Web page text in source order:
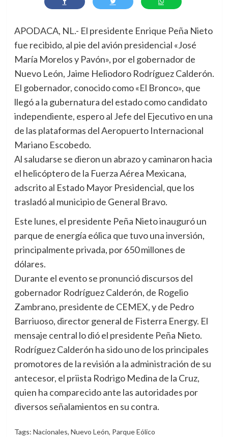
APODACA, NL.- El presidente Enrique Peña Nieto
fue recibido, al pie del avión presidencial «José
María Morelos y Pavón», por el gobernador de
Nuevo León, Jaime Heliodoro Rodríguez Calderón.
El gobernador, conocido como «El Bronco», que
llegó a la gubernatura del estado como candidato
independiente, espero al Jefe del Ejecutivo en una
de las plataformas del Aeropuerto Internacional
Mariano Escobedo.
Al saludarse se dieron un abrazo y caminaron hacia
el helicóptero de la Fuerza Aérea Mexicana,
adscrito al Estado Mayor Presidencial, que los
trasladó al municipio de General Bravo.
Este lunes, el presidente Peña Nieto inauguró un
parque de energía eólica que tuvo una inversión,
principalmente privada, por 650 millones de
dólares.
Durante el evento se pronunció discursos del
gobernador Rodríguez Calderón, de Rogelio
Zambrano, presidente de CEMEX, y de Pedro
Barriuoso, director general de Fisterra Energy. El
mensaje central lo dió el presidente Peña Nieto.
Rodríguez Calderón ha sido uno de los principales
promotores de la revisión a la administración de su
antecesor, el priista Rodrigo Medina de la Cruz,
quien ha comparecido ante las autoridades por
diversos señalamientos en su contra.
Tags: Nacionales, Nuevo León, Parque Eólico